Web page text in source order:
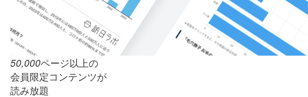
50,000ページ以上の
会員限定コンテンツが
読み放題